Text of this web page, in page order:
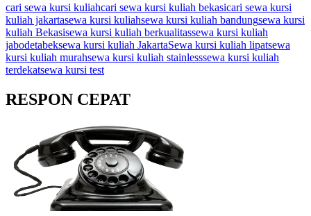
cari sewa kursi kuliahcari sewa kursi kuliah bekasicari sewa kursi
kuliah jakartasewa kursi kuliahsewa kursi kuliah bandungsewa kursi
kuliah Bekasisewa kursi kuliah berkualitassewa kursi kuliah
jabodetabeksewa kursi kuliah JakartaSewa kursi kuliah lipatsewa
kursi kuliah murahsewa kursi kuliah stainlesssewa kursi kuliah
terdekatsewa kursi test
RESPON CEPAT